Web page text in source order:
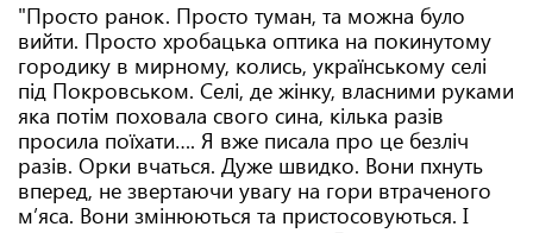
"Просто ранок. Просто туман, та можна було
вийти. Просто хробацька оптика на покинутому
городику в мирному, колись, українському селі
під Покровськом. Селі, де жінку, власними руками
яка потім поховала свого сина, кілька разів
просила поїхати…. Я вже писала про це безліч
разів. Орки вчаться. Дуже швидко. Вони пхнуть
вперед, не звертаючи увагу на гори втраченого
мʼяса. Вони змінюються та пристосовуються. І